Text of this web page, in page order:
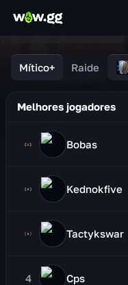
Mítico+ Raide
Melhores jogadores
Bobas
Kednokfive
Tactykswar
4 Cps